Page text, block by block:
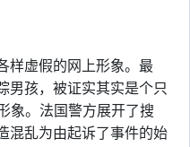
样虚假的网上形象。最
男孩，被证实其实是个只
象。法国警方展开了搜
混乱为由起诉了事件的始